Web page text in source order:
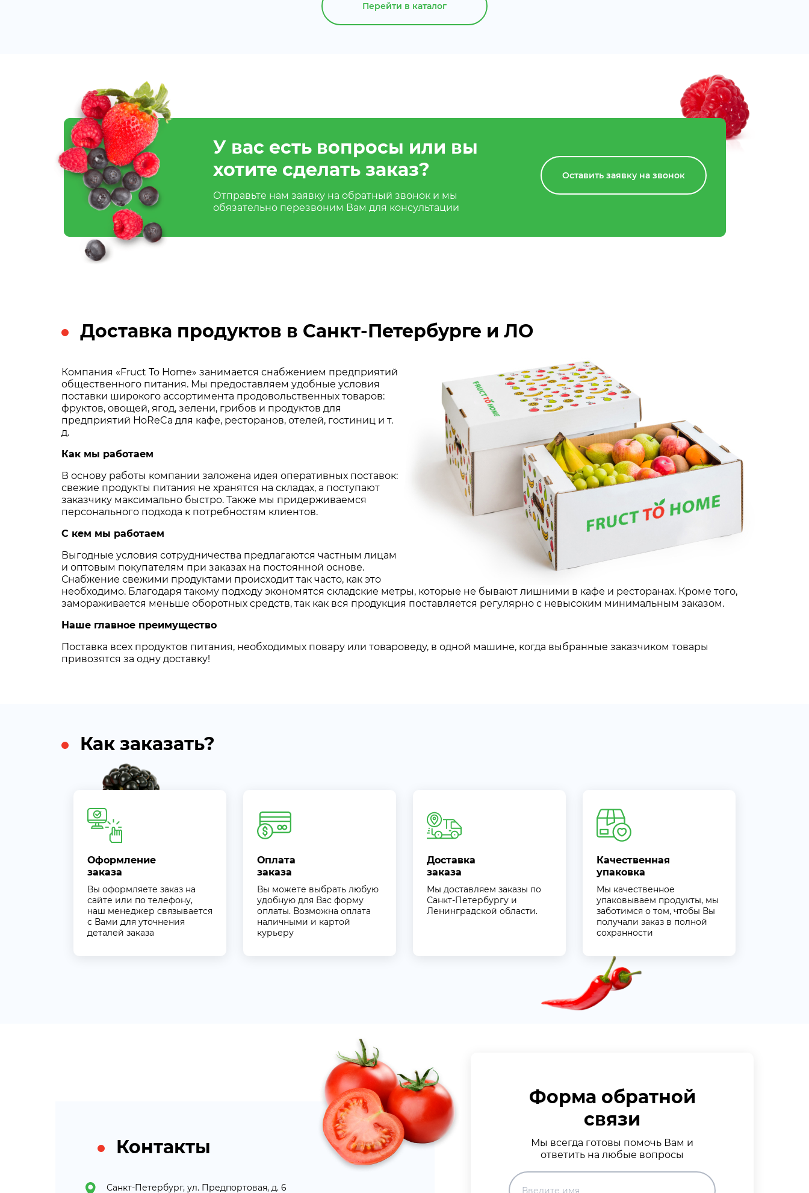
Перейти в каталог
У вас есть вопросы или вы
хотите сделать заказ?
Отправьте нам заявку на обратный звонок и мы
обязательно перезвоним Вам для консультации
Оставить заявку на звонок
Доставка продуктов в Санкт-Петербурге и ЛО
Компания «Fruct To Home» занимается снабжением предприятий
общественного питания. Мы предоставляем удобные условия
поставки широкого ассортимента продовольственных товаров:
фруктов, овощей, ягод, зелени, грибов и продуктов для
предприятий HoReCa для кафе, ресторанов, отелей, гостиниц и т.
д.
Как мы работаем
В основу работы компании заложена идея оперативных поставок:
свежие продукты питания не хранятся на складах, а поступают
заказчику максимально быстро. Также мы придерживаемся
персонального подхода к потребностям клиентов.
С кем мы работаем
Выгодные условия сотрудничества предлагаются частным лицам
и оптовым покупателям при заказах на постоянной основе.
Снабжение свежими продуктами происходит так часто, как это
необходимо. Благодаря такому подходу экономятся складские метры, которые не бывают лишними в кафе и ресторанах. Кроме того,
замораживается меньше оборотных средств, так как вся продукция поставляется регулярно с невысоким минимальным заказом.
Наше главное преимущество
Поставка всех продуктов питания, необходимых повару или товароведу, в одной машине, когда выбранные заказчиком товары
привозятся за одну доставку!
Как заказать?
Оформление
заказа
Вы оформляете заказ на
сайте или по телефону,
наш менеджер связывается
с Вами для уточнения
деталей заказа
Оплата
заказа
Вы можете выбрать любую
удобную для Вас форму
оплаты. Возможна оплата
наличными и картой
курьеру
Доставка
заказа
Мы доставляем заказы по
Санкт-Петербургу и
Ленинградской области.
Качественная
упаковка
Мы качественное
упаковываем продукты, мы
заботимся о том, чтобы Вы
получали заказ в полной
сохранности
Контакты
Санкт-Петербург, ул. Предпортовая, д. 6
Форма обратной
связи
Мы всегда готовы помочь Вам и
ответить на любые вопросы